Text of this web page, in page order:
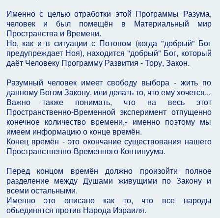
Именно с целью отработки этой Программы Разума,
человек и был помещён в Материальный мир
Пространства и Времени.
Но, как и в ситуации с Потопом (когда "добрый" Бог
предупреждает Ноя), находится "добрый" Бог, который
даёт Человеку Программу Развития - Тору, Закон.
Разумный человек имеет свободу выбора - жить по
данному Богом Закону, или делать то, что ему хочется...
Важно также понимать, что на весь этот
Пространственно-Временной эксперимент отпущенно
конечное количество времени,- именно поэтому мы
имеем информацию о конце времён.
Конец времён - это окончание существования нашего
Пространственно-Временного Континуума.
Перед концом времён должно произойти полное
разделение между Душами живущими по Закону и
всеми остальными.
Именно это описано как то, что все народы
объединятся против Народа Израиля.